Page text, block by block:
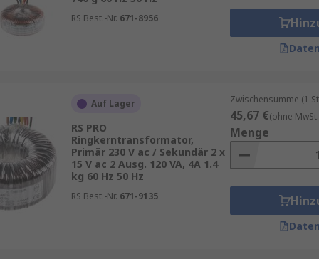
Einschaltstromverhalten und EMV-
als ihre traditionellen quadratischen Gegenstücke.
Leitungen anstelle von Reihenklemmen bis zu 60
einige benötigen sogar nur einen einzigen Bolzen, um
und emittieren weniger EMI (elektromagnetische
RS Best.-Nr. 671-8956
Auf Lager
RS PRO
Ringkerntransformator,
Primär 230 V ac / Sekundär 2 x
15 V ac 2 Ausg. 120 VA, 4A 1.4
kg 60 Hz 50 Hz
RS Best.-Nr. 671-9135
Zwischensumme (1
45,67 €(ohne
Menge